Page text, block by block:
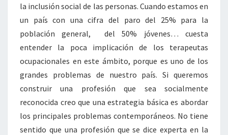
la inclusión social de las personas. Cuando estamos en
un país con una cifra del paro del 25% para la
población general, del 50% jóvenes… cuesta
entender la poca implicación de los terapeutas
ocupacionales en este ámbito, porque es uno de los
grandes problemas de nuestro país. Si queremos
construir una profesión que sea socialmente
reconocida creo que una estrategia básica es abordar
los principales problemas contemporáneos. No tiene
sentido que una profesión que se dice experta en la